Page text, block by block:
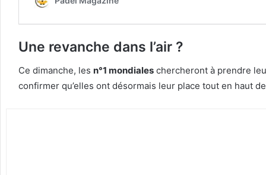
Une revanche dans l’air ?
Ce dimanche, les n°1 mondiales chercheront à prendre
confirmer qu’elles ont désormais leur place tout en haut